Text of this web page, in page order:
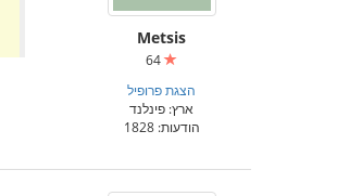
Metsis
הצגת פרופיל
ארץ: פינלנד
הודעות: 1828